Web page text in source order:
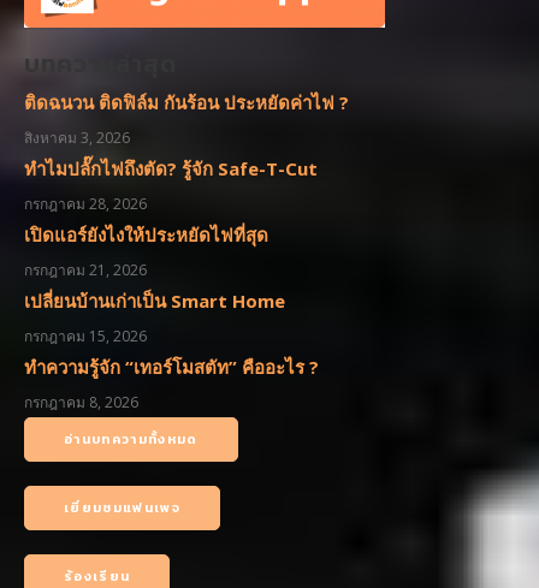
บทความล่าสุด
ติดฉนวน ติดฟิล์ม กันร้อน ประหยัดค่าไฟ ?
สิงหาคม 3, 2026
ทำไมปลั๊กไฟถึงตัด? รู้จัก Safe-T-Cut
กรกฎาคม 28, 2026
เปิดแอร์ยังไงให้ประหยัดไฟที่สุด
กรกฎาคม 21, 2026
เปลี่ยนบ้านเก่าเป็น Smart Home
กรกฎาคม 15, 2026
ทำความรู้จัก “เทอร์โมสตัท” คืออะไร ?
กรกฎาคม 8, 2026
อ่านบทความทั้งหมด
เยี่ยมชมแฟนเพจ
ร้องเรียน